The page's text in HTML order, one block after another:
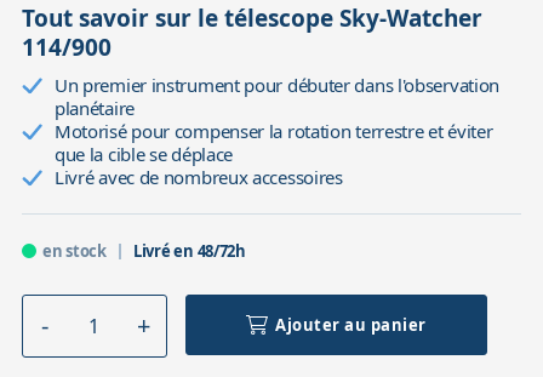
Tout savoir sur le télescope Sky-Watcher
114/900
Un premier instrument pour débuter dans l'observation
planétaire
Motorisé pour compenser la rotation terrestre et éviter
que la cible se déplace
Livré avec de nombreux accessoires
en stock Livré en 48/72h
Ajouter au panier